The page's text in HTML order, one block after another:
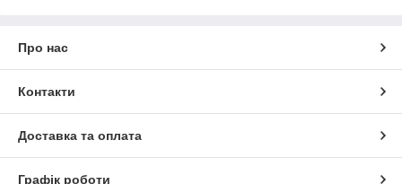
Про нас
Контакти
Доставка та оплата
Графік роботи